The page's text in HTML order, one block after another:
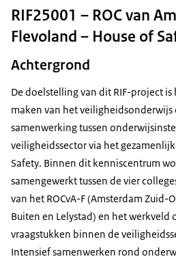
RIF25001 – ROC van
Flevoland – House of
Achtergrond
De doelstelling van dit RIF-project
maken van het veiligheidsonderwijs
samenwerking tussen
veiligheidssector via het
Safety. Binnen dit kenniscentrum
samengewerkt tussen de vier
van het ROCvA-F (Amsterdam Zuid-
Buiten en Lelystad) en het werkveld
vraagstukken binnen de
Intensief samenwerken rond